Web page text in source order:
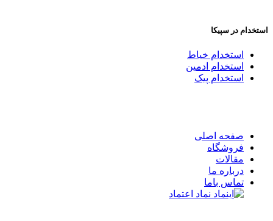
استخدام در سپیکا
استخدام خیاط
استخدام ادمین
استخدام پیک
صفحه اصلی
فروشگاه
مقالات
درباره ما
تماس باما